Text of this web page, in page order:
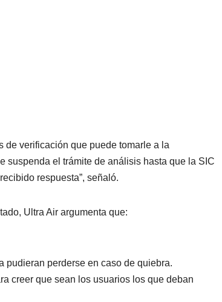
de verificación que puede tomarle a la
suspenda el trámite de análisis hasta que la SIC
respuesta”, señaló.
Ultra Air argumenta que:
pudieran perderse en caso de quiebra.
creer que sean los usuarios los que deban